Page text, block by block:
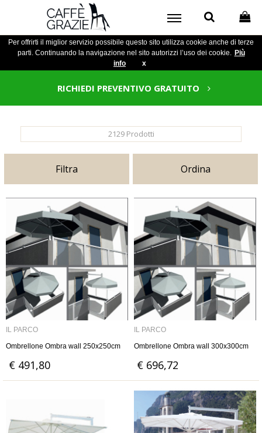
Per offrirti il miglior servizio possibile questo sito utilizza cookie anche di terze
parti. Continuando la navigazione nel sito autorizzi l’uso dei cookie. Più
info
x
RICHIEDI PREVENTIVO GRATUITO
2129 Prodotti
Filtra Ordina
IL PARCO
Ombrellone Ombra wall 250x250cm
€ 491,80
IL PARCO
Ombrellone Ombra wall 300x300cm
€ 696,72